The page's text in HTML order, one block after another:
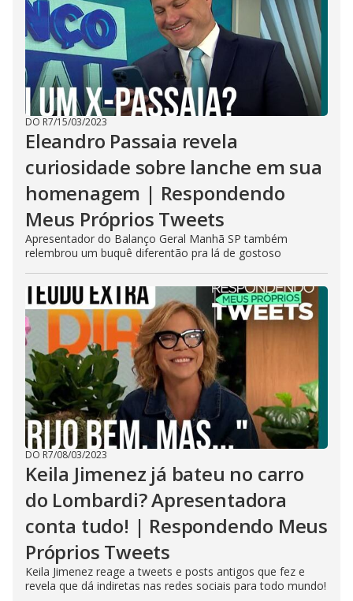
DO R7/15/03/2023
Eleandro Passaia revela
curiosidade sobre lanche em sua
homenagem | Respondendo
Meus Próprios Tweets
Apresentador do Balanço Geral Manhã SP também
relembrou um buquê diferentão pra lá de gostoso
DO R7/08/03/2023
Keila Jimenez já bateu no carro
do Lombardi? Apresentadora
conta tudo! | Respondendo Meus
Próprios Tweets
Keila Jimenez reage a tweets e posts antigos que fez e
revela que dá indiretas nas redes sociais para todo mundo!